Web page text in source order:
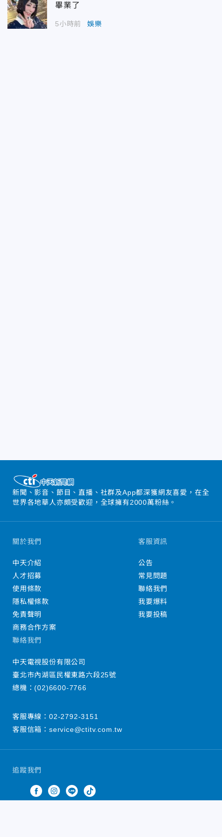
畢業了
5小時前 娛樂
新聞、影音、節目、直播、社群及App都深獲網友喜愛，在全
世界各地華人亦頗受歡迎，全球擁有2000萬粉絲。
追蹤我們
關於我們
中天介紹
人才招募
使用條款
隱私權條款
免責聲明
商務合作方案
客服資訊
公告
常見問題
聯絡我們
我要爆料
我要投稿
聯絡我們
中天電視股份有限公司
臺北市內湖區民權東路六段25號
總機：(02)6600-7766
客服專線： 02-2792-3151
客服信箱： service@ctitv.com.tw